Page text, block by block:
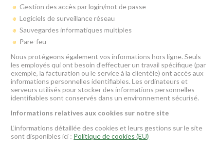
Gestion des accès par login/mot de passe
Logiciels de surveillance réseau
Sauvegardes informatiques multiples
Pare-feu
Nous protégeons également vos informations hors ligne. Seuls
les employés qui ont besoin d’effectuer un travail spécifique (par
exemple, la facturation ou le service à la clientèle) ont accès aux
informations personnelles identifiables. Les ordinateurs et
serveurs utilisés pour stocker des informations personnelles
identifiables sont conservés dans un environnement sécurisé.
Informations relatives aux cookies sur notre site
L’informations détaillée des cookies et leurs gestions sur le site
sont disponibles ici : Politique de cookies (EU)